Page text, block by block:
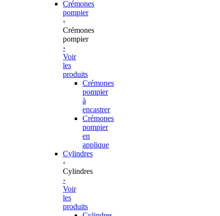
Crémones
pompier
‹
Crémones
pompier
›
Voir
les
produits
Crémones
pompier
à
encastrer
Crémones
pompier
en
applique
Cylindres
‹
Cylindres
›
Voir
les
produits